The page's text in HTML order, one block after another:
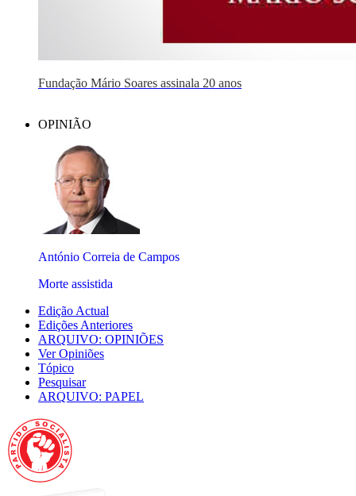
Fundação Mário Soares assinala 20 anos
OPINIÃO
António Correia de Campos
Morte assistida
Edição Actual
Edições Anteriores
ARQUIVO: OPINIÕES
Ver Opiniões
Tópico
Pesquisar
ARQUIVO: PAPEL